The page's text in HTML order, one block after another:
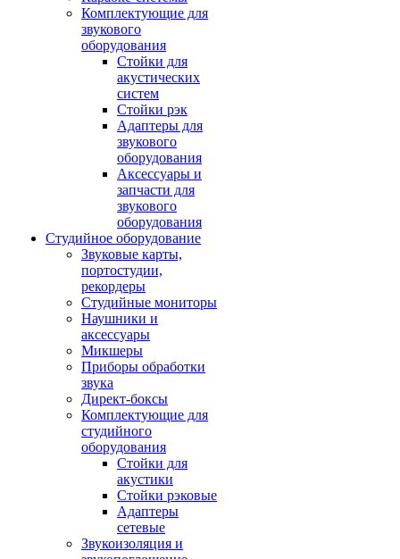
Комплектующие для
звукового
оборудования
Стойки для
акустических
систем
Стойки рэк
Адаптеры для
звукового
оборудования
Аксессуары и
запчасти для
звукового
оборудования
Студийное оборудование
Звуковые карты,
портостудии,
рекордеры
Студийные мониторы
Наушники и
аксессуары
Микшеры
Приборы обработки
звука
Директ-боксы
Комплектующие для
студийного
оборудования
Стойки для
акустики
Стойки рэковые
Адаптеры
сетевые
Звукоизоляция и